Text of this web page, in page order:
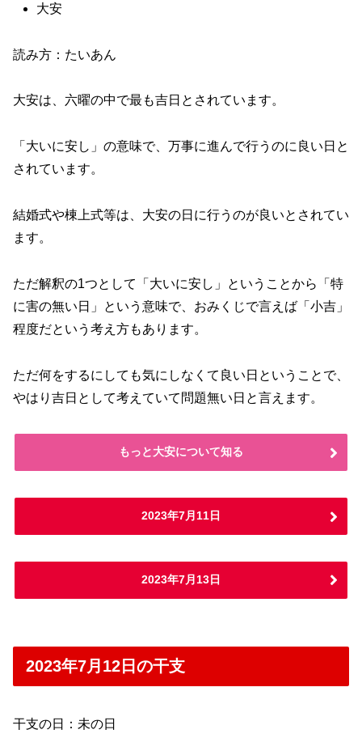
大安
読み方：たいあん
大安は、六曜の中で最も吉日とされています。
「大いに安し」の意味で、万事に進んで行うのに良い日と
されています。
結婚式や棟上式等は、大安の日に行うのが良いとされてい
ます。
ただ解釈の1つとして「大いに安し」ということから「特
に害の無い日」という意味で、おみくじで言えば「小吉」
程度だという考え方もあります。
ただ何をするにしても気にしなくて良い日ということで、
やはり吉日として考えていて問題無い日と言えます。
もっと大安について知る
2023年7月11日
2023年7月13日
2023年7月12日の干支
干支の日：未の日